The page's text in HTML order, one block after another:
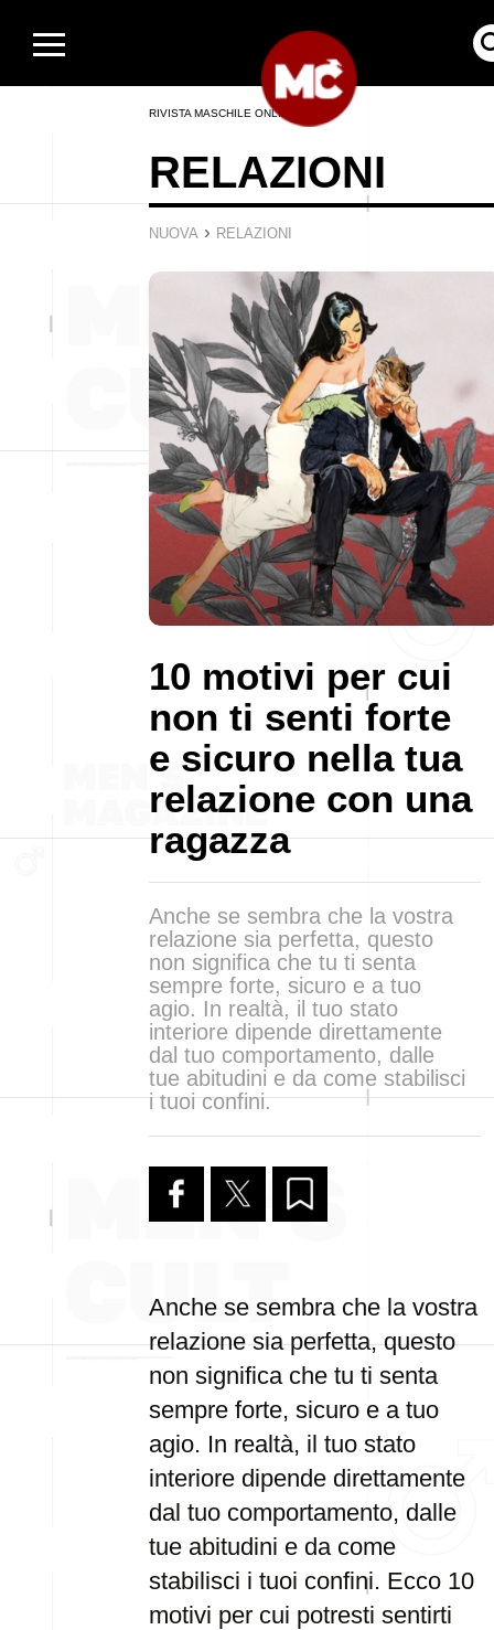
RIVISTA MASCHILE ONLINE
RELAZIONI
NUOVA › RELAZIONI
10 motivi per cui
non ti senti forte
e sicuro nella tua
relazione con una
ragazza
Anche se sembra che la vostra
relazione sia perfetta, questo
non significa che tu ti senta
sempre forte, sicuro e a tuo
agio. In realtà, il tuo stato
interiore dipende direttamente
dal tuo comportamento, dalle
tue abitudini e da come stabilisci
i tuoi confini.
Anche se sembra che la vostra
relazione sia perfetta, questo
non significa che tu ti senta
sempre forte, sicuro e a tuo
agio. In realtà, il tuo stato
interiore dipende direttamente
dal tuo comportamento, dalle
tue abitudini e da come
stabilisci i tuoi confini. Ecco 10
motivi per cui potresti sentirti